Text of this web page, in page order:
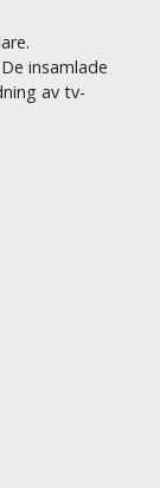
insamlade
av tv-